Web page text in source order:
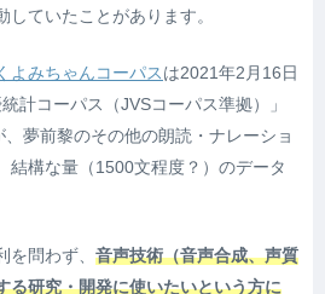
ていたことがあります。
よみちゃんコーパスは2021年2月16日
計コーパス（JVSコーパス準拠）」
夢前黎のその他の朗読・ナレーショ
結構な量 （1500文程度？） のデータ
問わず、 音声技術（音声合成、声質
る研究・開発に使いたいという方に